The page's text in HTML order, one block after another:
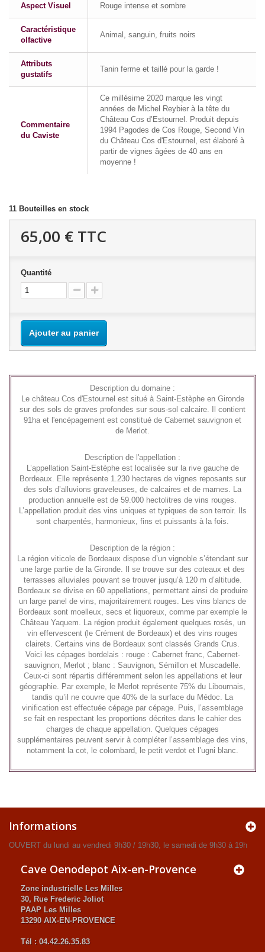
Aspect Visuel Rouge intense et sombre
Caractéristique
olfactive
Animal, sanguin, fruits noirs
Attributs
gustatifs
Tanin ferme et taillé pour la garde !
Commentaire
du Caviste
Ce millésime 2020 marque les vingt
années de Michel Reybier à la tête du
Château Cos d’Estournel. Produit depuis
1994 Pagodes de Cos Rouge, Second Vin
du Château Cos d'Estournel, est élaboré à
partir de vignes âgées de 40 ans en
moyenne !
11 Bouteilles en stock
65,00 € TTC
Quantité
Ajouter au panier
Description du domaine :
Le château Cos d'Estournel est situé à Saint-Estèphe en Gironde
sur des sols de graves profondes sur sous-sol calcaire. Il contient
91ha et l'encépagement est constitué de Cabernet sauvignon et
de Merlot.
Description de l'appellation :
L’appellation Saint-Estèphe est localisée sur la rive gauche de
Bordeaux. Elle représente 1.230 hectares de vignes reposants sur
des sols d’alluvions graveleuses, de calcaires et de marnes. La
production annuelle est de 59.000 hectolitres de vins rouges.
L’appellation produit des vins uniques et typiques de son terroir. Ils
sont charpentés, harmonieux, fins et puissants à la fois.
Description de la région :
La région viticole de Bordeaux dispose d’un vignoble s’étendant sur
une large partie de la Gironde. Il se trouve sur des coteaux et des
terrasses alluviales pouvant se trouver jusqu’à 120 m d’altitude.
Bordeaux se divise en 60 appellations, permettant ainsi de produire
un large panel de vins, majoritairement rouges. Les vins blancs de
Bordeaux sont moelleux, secs et liquoreux, comme par exemple le
Château Yaquem. La région produit également quelques rosés, un
vin effervescent (le Crément de Bordeaux) et des vins rouges
clairets. Certains vins de Bordeaux sont classés Grands Crus.
Voici les cépages bordelais : rouge : Cabernet franc, Cabernet-
sauvignon, Merlot ; blanc : Sauvignon, Sémillon et Muscadelle.
Ceux-ci sont répartis différemment selon les appellations et leur
géographie. Par exemple, le Merlot représente 75% du Libournais,
tandis qu’il ne couvre que 40% de la surface du Médoc. La
vinification est effectuée cépage par cépage. Puis, l’assemblage
se fait en respectant les proportions décrites dans le cahier des
charges de chaque appellation. Quelques cépages
supplémentaires peuvent servir à compléter l’assemblage des vins,
notamment la cot, le colombard, le petit verdot et l’ugni blanc.
Informations
OUVERT du lundi au vendredi 9h30 / 19h30, le samedi de 9h30 à 19h
Cave Oenodepot Aix-en-Provence
Zone industrielle Les Milles
30, Rue Frederic Joliot
PAAP Les Milles
13290 AIX-EN-PROVENCE
Tél : 04.42.26.35.83